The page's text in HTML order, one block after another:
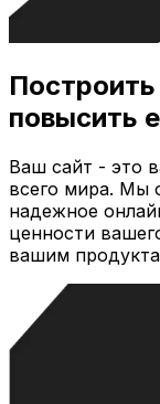
повысить
Ваш сайт - это
всего мира. Мы
надежное
ценности
вашим